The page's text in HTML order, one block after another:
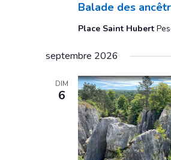
Balade des
Place Saint Hubert
septembre 2026
DIM
6